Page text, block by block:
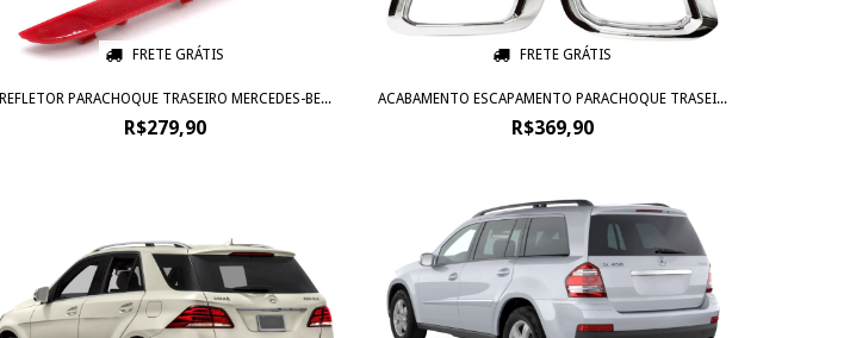
FRETE GRÁTIS
REFLETOR PARACHOQUE TRASEIRO MERCEDES-BE...
R$279,90
FRETE GRÁTIS
ACABAMENTO ESCAPAMENTO PARACHOQUE TRASEI...
R$369,90